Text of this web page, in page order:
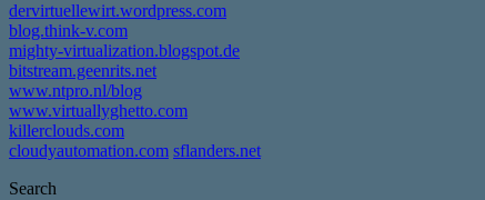
dervirtuellewirt.wordpress.com
blog.think-v.com
mighty-virtualization.blogspot.de
bitstream.geenrits.net
www.ntpro.nl/blog
www.virtuallyghetto.com
killerclouds.com
cloudyautomation.com sflanders.net
Search